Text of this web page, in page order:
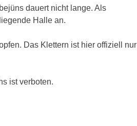
dauert nicht lange. Als
Halle an.
Das Klettern ist hier offiziell nur
ist verboten.